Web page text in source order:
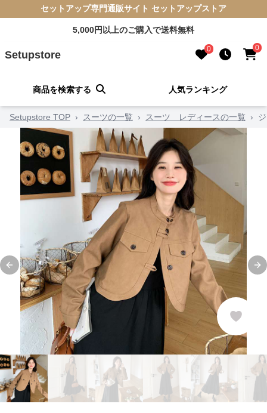
セットアップ専門通販サイト セットアップストア
5,000円以上のご購入で送料無料
Setupstore 0 0
商品を検索する 人気ランキング
Setupstore TOP › スーツの一覧 › スーツ レディースの一覧 ›
Previous slide